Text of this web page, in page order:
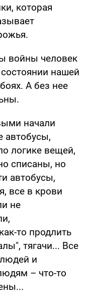
которая
войны человек
нашей
А без нее
начали
автобусы,
логике вещей,
списаны, но
автобусы,
все в крови
не
то продлить
тягачи... Все
и
– что-то